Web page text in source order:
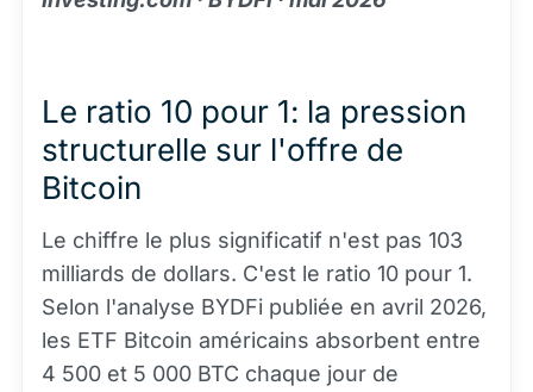
Le ratio 10 pour 1: la pression
structurelle sur l'offre de
Bitcoin
Le chiffre le plus significatif n'est pas 103
milliards de dollars. C'est le ratio 10 pour 1.
Selon l'analyse BYDFi publiée en avril 2026,
les ETF Bitcoin américains absorbent entre
4 500 et 5 000 BTC chaque jour de